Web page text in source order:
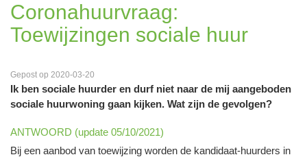
Coronahuurvraag:
Toewijzingen sociale huur
Gepost op 2020-03-20
Ik ben sociale huurder en durf niet naar de mij aangeboden
sociale huurwoning gaan kijken. Wat zijn de gevolgen?
ANTWOORD (update 05/10/2021)
Bij een aanbod van toewijzing worden de kandidaat-huurders in